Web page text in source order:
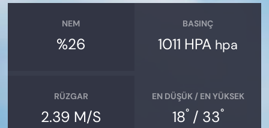
NEM
%26
BASINÇ
1011 HPA hpa
RÜZGAR
2.39 M/S
EN DÜŞÜK / EN YÜKSEK
18°/ 33°